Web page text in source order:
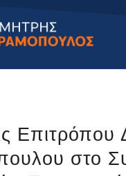
Επιτρόπου
στο